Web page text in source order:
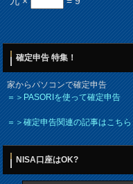
確定申告 特集！
家からパソコンで確定申告
＝＞PASORIを使って確定申告
＝＞確定申告関連の記事はこちら
NISA口座はOK?